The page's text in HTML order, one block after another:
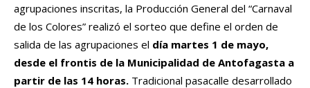
agrupaciones inscritas, la Producción General del “Carnaval
de los Colores” realizó el sorteo que define el orden de
salida de las agrupaciones el día martes 1 de mayo,
desde el frontis de la Municipalidad de Antofagasta a
partir de las 14 horas. Tradicional pasacalle desarrollado